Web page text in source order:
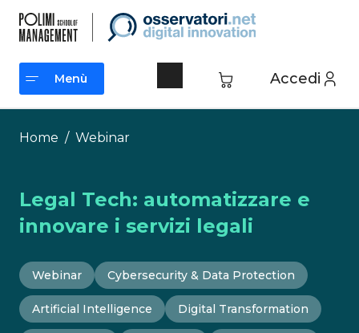
contenuto
Accedi
Menù
Menù
Home / Webinar
Legal Tech: automatizzare e
innovare i servizi legali
Webinar Cybersecurity & Data Protection
Artificial Intelligence Digital Transformation